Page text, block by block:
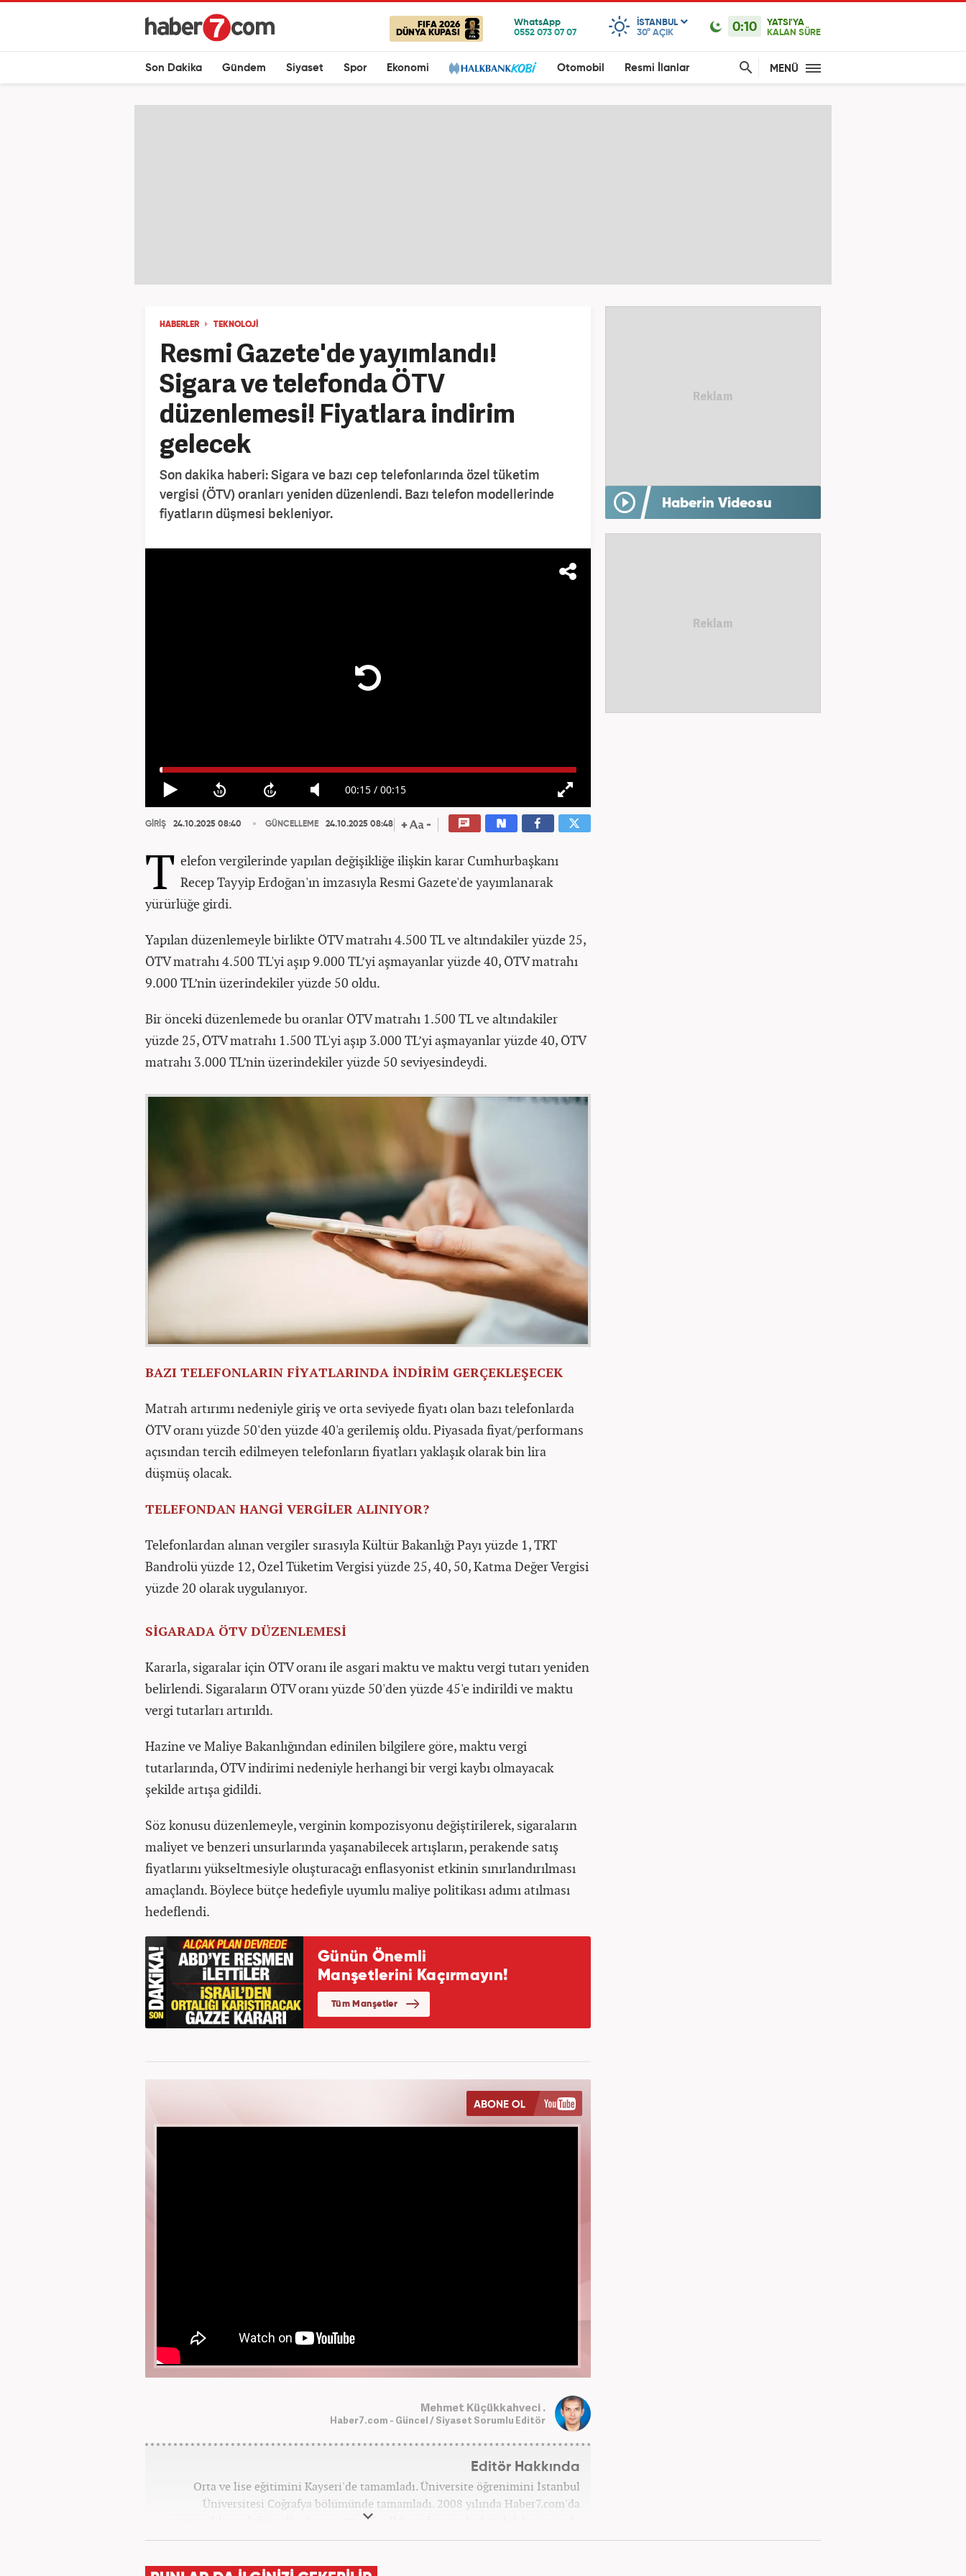
FIFA 2026
DÜNYA KUPASI
ISTANBUL
30° AÇIK 0:10
YATSI'YA
KALAN SÜRE
Son Dakika Gündem Siyaset Spor Ekonomi Otomobil Resmi İlanlar MENÜ
HABERLER TEKNOLOJİ
Resmi Gazete'de yayımlandı!
Sigara ve telefonda ÖTV
düzenlemesi! Fiyatlara indirim
gelecek
Son dakika haberi: Sigara ve bazı cep telefonlarında özel tüketim
vergisi (ÖTV) oranları yeniden düzenlendi. Bazı telefon modellerinde
fiyatların düşmesi bekleniyor.
00:15 / 00:15
GİRİŞ 24.10.2025 08:40 GÜNCELLEME 24.10.2025 08:48
T elefon vergilerinde yapılan değişikliğe ilişkin karar Cumhurbaşkanı
Recep Tayyip Erdoğan'ın imzasıyla Resmi Gazete'de yayımlanarak
yürürlüğe girdi.
Yapılan düzenlemeyle birlikte ÖTV matrahı 4.500 TL ve altındakiler yüzde 25,
ÖTV matrahı 4.500 TL'yi aşıp 9.000 TL’yi aşmayanlar yüzde 40, ÖTV matrahı
9.000 TL’nin üzerindekiler yüzde 50 oldu.
Bir önceki düzenlemede bu oranlar ÖTV matrahı 1.500 TL ve altındakiler
yüzde 25, ÖTV matrahı 1.500 TL'yi aşıp 3.000 TL’yi aşmayanlar yüzde 40, ÖTV
matrahı 3.000 TL’nin üzerindekiler yüzde 50 seviyesindeydi.
BAZI TELEFONLARIN FİYATLARINDA İNDİRİM GERÇEKLEŞECEK
Matrah artırımı nedeniyle giriş ve orta seviyede fiyatı olan bazı telefonlarda
ÖTV oranı yüzde 50'den yüzde 40'a gerilemiş oldu. Piyasada fiyat/performans
açısından tercih edilmeyen telefonların fiyatları yaklaşık olarak bin lira
düşmüş olacak.
TELEFONDAN HANGİ VERGİLER ALINIYOR?
Telefonlardan alınan vergiler sırasıyla Kültür Bakanlığı Payı yüzde 1, TRT
Bandrolü yüzde 12, Özel Tüketim Vergisi yüzde 25, 40, 50, Katma Değer Vergisi
yüzde 20 olarak uygulanıyor.
SİGARADA ÖTV DÜZENLEMESİ
Kararla, sigaralar için ÖTV oranı ile asgari maktu ve maktu vergi tutarı yeniden
belirlendi. Sigaraların ÖTV oranı yüzde 50'den yüzde 45'e indirildi ve maktu
vergi tutarları artırıldı.
Hazine ve Maliye Bakanlığından edinilen bilgilere göre, maktu vergi
tutarlarında, ÖTV indirimi nedeniyle herhangi bir vergi kaybı olmayacak
şekilde artışa gidildi.
Söz konusu düzenlemeyle, verginin kompozisyonu değiştirilerek, sigaraların
maliyet ve benzeri unsurlarında yaşanabilecek artışların, perakende satış
fiyatlarını yükseltmesiyle oluşturacağı enflasyonist etkinin sınırlandırılması
amaçlandı. Böylece bütçe hedefiyle uyumlu maliye politikası adımı atılması
hedeflendi.
Mehmet Küçükkahveci .
Haber7.com - Güncel / Siyaset Sorumlu Editör
Editör Hakkında
Orta ve lise eğitimini Kayseri'de tamamladı. Üniversite öğrenimini İstanbul
Üniversitesi Coğrafya bölümünde tamamladı. 2008 yılında Haber7.com'da
gazetecilik mesleğine ilk adımını attı. 15 yıllık profesyonel editörlük kariyerinde
tüm kategorilerde görev yaptı. Meslek hayatına Haber7.com'da 'Güncel/Siyaset
Haberin Videosu